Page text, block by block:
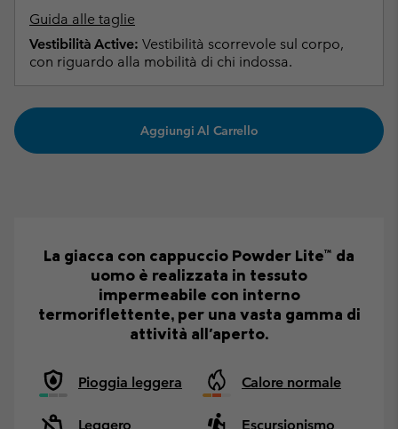
Guida alle taglie
Vestibilità Active: Vestibilità scorrevole sul corpo,
con riguardo alla mobilità di chi indossa.
Aggiungi Al Carrello
La giacca con cappuccio Powder Lite™ da
uomo è realizzata in tessuto
impermeabile con interno
termoriflettente, per una vasta gamma di
attività all'aperto.
Pioggia leggera Calore normale
Leggero
Escursionismo